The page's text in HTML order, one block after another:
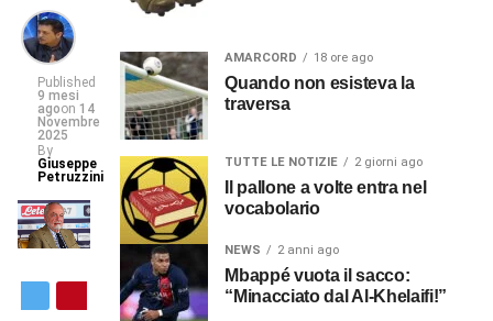
Published
9 mesi
agoon 14
Novembre
2025
By
Giuseppe
Petruzzini
AMARCORD 18 ore ago
Quando non esisteva la
traversa
TUTTE LE NOTIZIE 2 giorni ago
Il pallone a volte entra nel
vocabolario
NEWS 2 anni ago
Mbappé vuota il sacco:
“Minacciato dal Al-Khelaifi!”